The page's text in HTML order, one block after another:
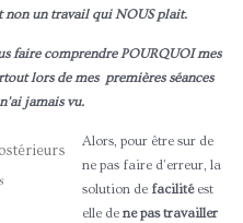
non un travail qui NOUS plait.
faire comprendre POURQUOI mes
lors de mes premières séances
jamais vu.
Alors, pour être sur de
ne pas faire d’erreur, la
solution de facilitéest
elle de ne pas travailler